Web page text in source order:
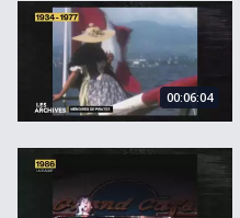
Les archives - mémoires de
00:06:04
Les archives - Le Grand